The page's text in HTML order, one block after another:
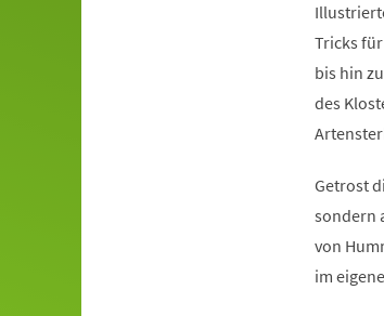
Tricks
bis hin
des
Getrost
sondern
von
im